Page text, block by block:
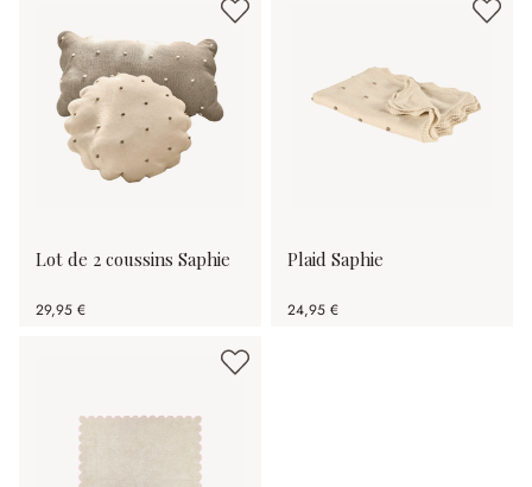
Lot de 2 coussins Saphie
29,95 €
Plaid Saphie
24,95 €